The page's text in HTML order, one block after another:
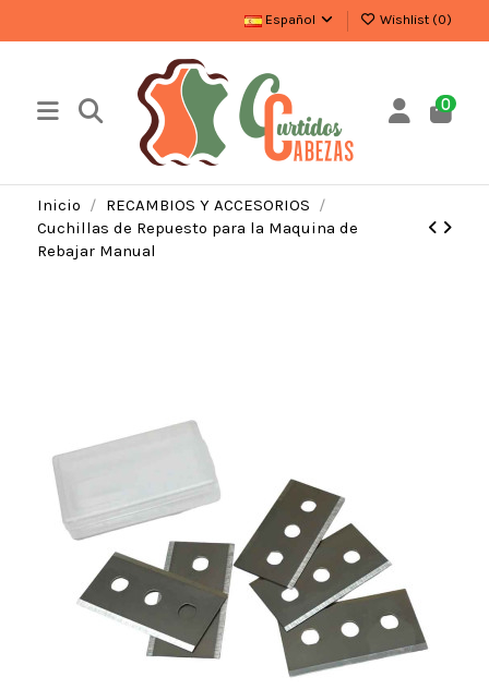
Español Wishlist (0)
0
Inicio
RECAMBIOS Y ACCESORIOS
Cuchillas de Repuesto para la Maquina de
Rebajar Manual